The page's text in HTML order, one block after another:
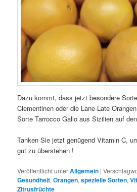
Dazu kommt, dass jetzt besondere
Clementinen oder die Lane-Late
Sorte Tarrocco Gallo aus Sizilien auf
Tanken Sie jetzt genügend Vitamin C,
gut zu überstehen !
Veröffentlicht unterAllgemein |
Gesundheit,Orangen,spezielle Sorten,
Zitrusfrüchte